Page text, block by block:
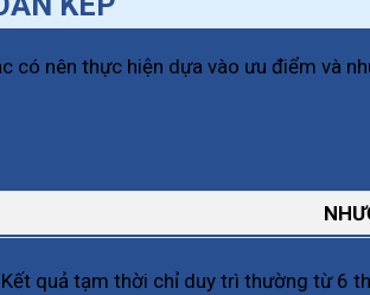
có nên thực hiện dựa vào ưu điểm và
quả tạm thời chỉ duy trì thường từ 6